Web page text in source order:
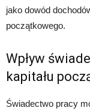
jako dowód
początkowego.
Wpływ
kapitału
Świadectwo pracy